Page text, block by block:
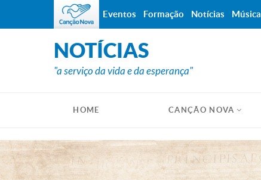
NOTÍCIAS
"a serviço da vida e da esperança"
HOME CANÇÃO NOVA
Eventos Formação Notícias Música